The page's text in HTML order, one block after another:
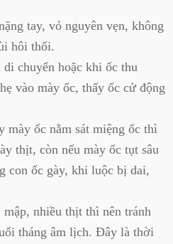
tay, vỏ nguyên vẹn, không
hôi thối.
chuyển hoặc khi ốc thu
vào mày ốc, thấy ốc cử động
mày ốc nằm sát miệng ốc thì
thịt, còn nếu mày ốc tụt sâu
con ốc gày, khi luộc bị dai,
nhiều thịt thì nên tránh
tháng âm lịch. Đây là thời